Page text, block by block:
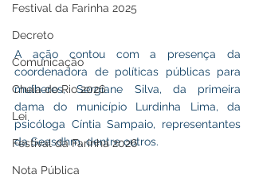
Festival da Farinha 2025
Decreto
Comunicação
Cheia do Rio 2026
Lei
Festival da Farinha 2026
Nota Pública
A ação contou com a presença da
coordenadora de políticas públicas para
mulheres, Sergiane Silva, da primeira
dama do município Lurdinha Lima, da
psicóloga Cíntia Sampaio, representantes
da Seasdhm, dentre outros.